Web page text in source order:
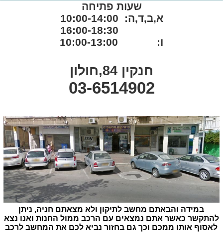
במידה והבאתם מחשב לתיקון ולא מצאתם חניה, ניתן
להתקשר כאשר אתם נמצאים עם הרכב ממול החנות ואנו נצא
לאסוף אותו ממכם וכך גם בחזור נביא לכם את המחשב לרכב
שעות פתיחה
א,ב,ד,ה: 10:00-14:00
ו: 10:00-13:00
חנקין 84,חולון
03-6514902